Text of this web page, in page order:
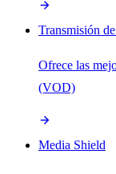
Transmisión
Ofrece las
(VOD)
Media Shield